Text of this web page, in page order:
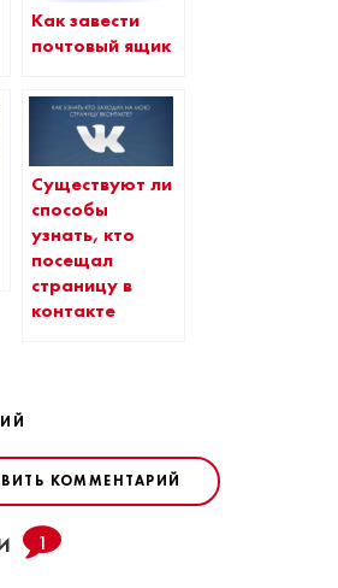
Как завести
почтовый ящик
Существуют ли
способы
узнать, кто
посещал
страницу в
контакте
КОММЕНТАРИЙ
1